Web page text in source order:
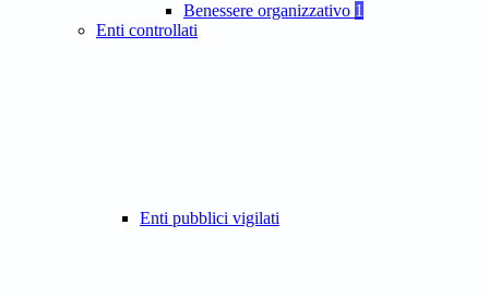
Benessere organizzativo 1
Enti controllati
Enti pubblici vigilati